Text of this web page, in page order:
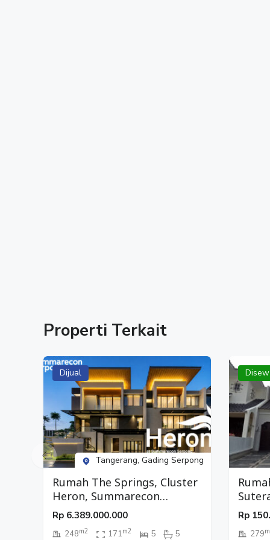
Properti Terkait
Dijual
Tangerang, Gading Serpong
Rumah The Springs, Cluster
Heron, Summarecon
Serpong, Tangerang
Rp 6.389.000.000
248m2 171m2 5 5
Rp
279